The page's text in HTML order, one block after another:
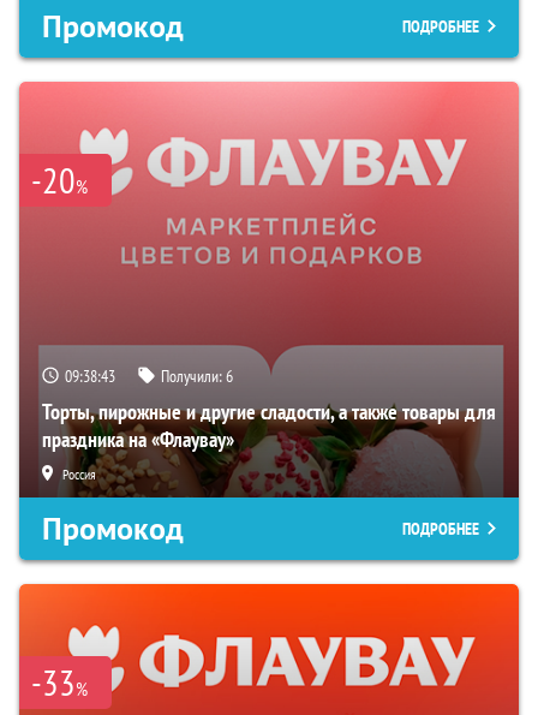
Промокод ПОДРОБНЕЕ
-20%
09:38:42 Получили:6
Торты, пирожные и другие сладости, а также товары для
праздника на «Флаувау»
Россия
Промокод ПОДРОБНЕЕ
-33%